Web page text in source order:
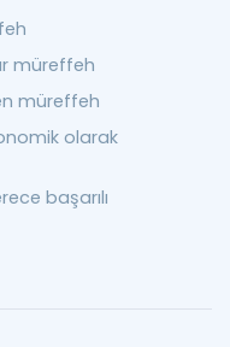
müreffeh
müreffeh
olarak
başarılı